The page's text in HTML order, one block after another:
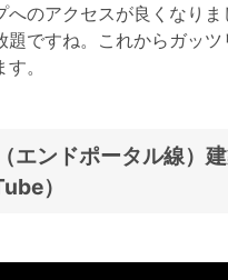
へのアクセスが良くなりま
題ですね。これからガッツ
。
エンドポータル線）
）